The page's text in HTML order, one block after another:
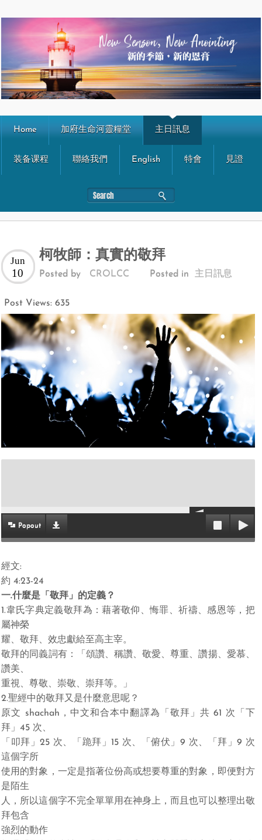
Home 加府生命河靈糧堂 主日訊息
装备课程 聯絡我們 English 特會 見證
柯牧師：真實的敬拜
Jun
10 Posted by CROLCC Posted in 主日訊息
Post Views: 635
Popout
經文:
約4:23-24
一.什麼是「敬拜」的定義？
1.韋氏字典定義敬拜為：藉著敬仰、悔罪、祈禱、感恩等，把
屬神榮
耀、敬拜、效忠獻給至高主宰。
敬拜的同義詞有：「頌讚、稱讚、敬愛、尊重、讚揚、愛慕、
讚美、
重視、尊敬、崇敬、崇拜等。」
2.聖經中的敬拜又是什麼意思呢？
原文 shachah ，中文和合本中翻譯為「敬拜」共61 次「下
拜」45次、
「叩拜」25 次、「跪拜」15 次、「俯伏」 9 次、「拜」9 次
這個字所
使用的對象，一定是指著位份高或想要尊重的對象，即便對方
是陌生
人，所以這個字不完全單單用在神身上，而且也可以整理出敬
拜包含
強烈的動作